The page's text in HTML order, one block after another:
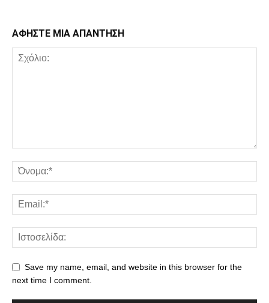
ΑΦΗΣΤΕ ΜΙΑ ΑΠΑΝΤΗΣΗ
Save my name, email, and website in this browser for the
next time I comment.